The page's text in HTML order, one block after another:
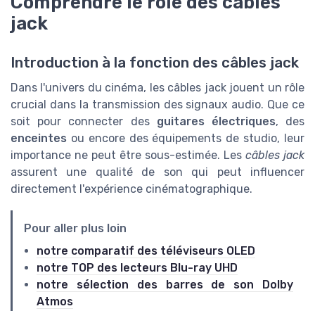
jack
Introduction à la fonction des câbles jack
Dans l'univers du cinéma, les câbles jack jouent un rôle
crucial dans la transmission des signaux audio. Que ce
soit pour connecter des guitares électriques, des
enceintes ou encore des équipements de studio, leur
importance ne peut être sous-estimée. Les câbles jack
assurent une qualité de son qui peut influencer
directement l'expérience cinématographique.
Pour aller plus loin
notre comparatif des téléviseurs OLED
notre TOP des lecteurs Blu-ray UHD
notre sélection des barres de son Dolby
Atmos